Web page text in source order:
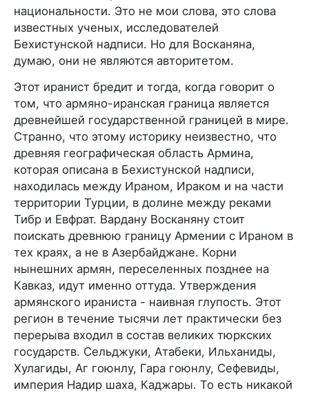
национальности. Это не мои слова, это слова
известных ученых, исследователей
Бехистунской надписи. Но для Восканяна,
думаю, они не являются авторитетом.
Этот иранист бредит и тогда, когда говорит о
том, что армяно-иранская граница является
древнейшей государственной границей в мире.
Странно, что этому историку неизвестно, что
древняя географическая область Армина,
которая описана в Бехистунской надписи,
находилась между Ираном, Ираком и на части
территории Турции, в долине между реками
Тибр и Евфрат. Вардану Восканяну стоит
поискать древнюю границу Армении с Ираном в
тех краях, а не в Азербайджане. Корни
нынешних армян, переселенных позднее на
Кавказ, идут именно оттуда. Утверждения
армянского ираниста - наивная глупость. Этот
регион в течение тысячи лет практически без
перерыва входил в состав великих тюркских
государств. Сельджуки, Атабеки, Ильханиды,
Хулагиды, Аг гоюнлу, Гара гоюнлу, Сефевиды,
империя Надир шаха, Каджары. То есть никакой